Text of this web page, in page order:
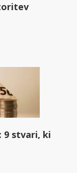
9 stvari, ki